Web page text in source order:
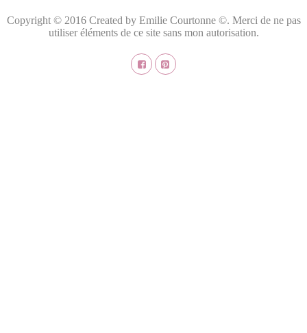
Copyright © 2016 Created by Emilie Courtonne ©. Merci de ne pas
utiliser éléments de ce site sans mon autorisation.